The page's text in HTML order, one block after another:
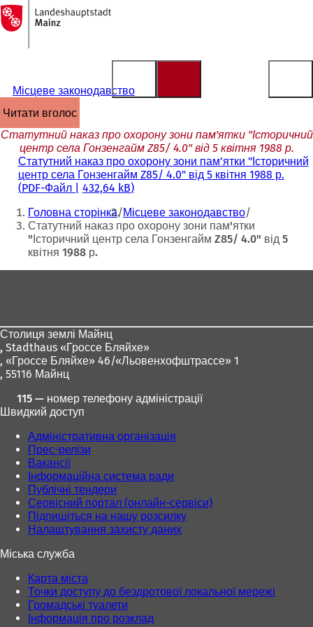
Перейти до змісту
На
головну
сторінку
Місцеве законодавство
читати вголос
Статутний наказ про охорону зони пам'ятки "Історичний
центр села Гонзенгайм Z85/ 4.0" від 5 квітня 1988 р.
Статутний наказ про охорону зони пам'ятки "Історичний
центр села Гонзенгайм Z85/ 4.0" від 5 квітня 1988 р.
PDF-Файл 432,64 kB
Ти
тут:
Головна сторінка Місцеве законодавство
Статутний наказ про охорону зони пам'ятки
"Історичний центр села Гонзенгайм Z85/ 4.0" від 5
квітня 1988 р.
Столиця землі Майнц
, Stadthaus «Гроссе Бляйхе»
, «Гроссе Бляйхе» 46/«Льовенхофштрассе» 1
, 55116 Майнц
115 — номер телефону адміністрації
Швидкий доступ
Адміністративна організація
Прес-релізи
Вакансії
Інформаційна система ради
Публічні тендери
Сервісний портал (онлайн-сервіси)
Підпишіться на нашу розсилку
Налаштування захисту даних
Міська служба
Карта міста
Точки доступу до бездротової локальної мережі
Громадські туалети
Інформація про розклад